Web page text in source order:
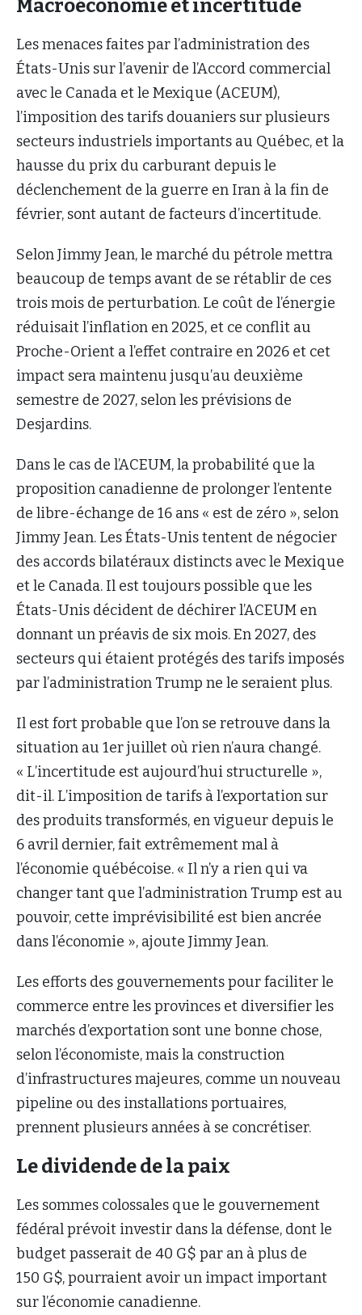
Macroéconomie et incertitude
Les menaces faites par l’administration des
États-Unis sur l’avenir de l’Accord commercial
avec le Canada et le Mexique (ACEUM),
l’imposition des tarifs douaniers sur plusieurs
secteurs industriels importants au Québec, et la
hausse du prix du carburant depuis le
déclenchement de la guerre en Iran à la fin de
février, sont autant de facteurs d’incertitude.
Selon Jimmy Jean, le marché du pétrole mettra
beaucoup de temps avant de se rétablir de ces
trois mois de perturbation. Le coût de l’énergie
réduisait l’inflation en 2025, et ce conflit au
Proche-Orient a l’effet contraire en 2026 et cet
impact sera maintenu jusqu’au deuxième
semestre de 2027, selon les prévisions de
Desjardins.
Dans le cas de l’ACEUM, la probabilité que la
proposition canadienne de prolonger l’entente
de libre-échange de 16 ans « est de zéro », selon
Jimmy Jean. Les États-Unis tentent de négocier
des accords bilatéraux distincts avec le Mexique
et le Canada. Il est toujours possible que les
États-Unis décident de déchirer l’ACEUM en
donnant un préavis de six mois. En 2027, des
secteurs qui étaient protégés des tarifs imposés
par l’administration Trump ne le seraient plus.
Il est fort probable que l’on se retrouve dans la
situation au 1er juillet où rien n’aura changé.
« L’incertitude est aujourd’hui structurelle »,
dit-il. L’imposition de tarifs à l’exportation sur
des produits transformés, en vigueur depuis le
6 avril dernier, fait extrêmement mal à
l’économie québécoise. « Il n’y a rien qui va
changer tant que l’administration Trump est au
pouvoir, cette imprévisibilité est bien ancrée
dans l’économie », ajoute Jimmy Jean.
Les efforts des gouvernements pour faciliter le
commerce entre les provinces et diversifier les
marchés d’exportation sont une bonne chose,
selon l’économiste, mais la construction
d’infrastructures majeures, comme un nouveau
pipeline ou des installations portuaires,
prennent plusieurs années à se concrétiser.
Le dividende de la paix
Les sommes colossales que le gouvernement
fédéral prévoit investir dans la défense, dont le
budget passerait de 40 G$ par an à plus de
150 G$, pourraient avoir un impact important
sur l’économie canadienne.